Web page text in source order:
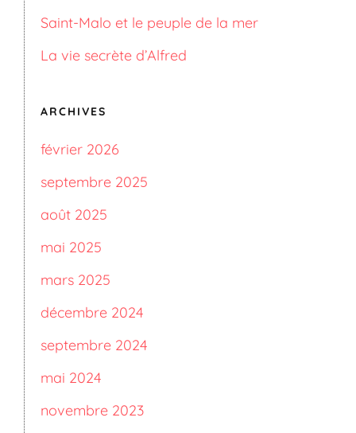
Saint-Malo et le peuple de la mer
La vie secrète d’Alfred
ARCHIVES
février 2026
septembre 2025
août 2025
mai 2025
mars 2025
décembre 2024
septembre 2024
mai 2024
novembre 2023